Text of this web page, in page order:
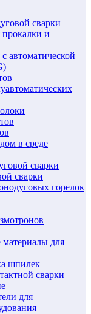
сварки
и
автоматической
в среде
сварки
сварки
горелок
для
шпилек
сварки
для